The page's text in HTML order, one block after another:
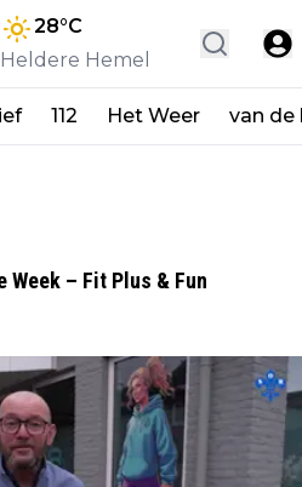
28°C
Heldere Hemel
112 Het Weer van de
Week – Fit Plus & Fun